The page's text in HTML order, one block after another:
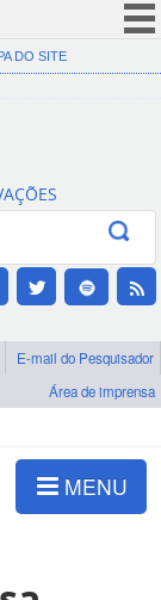
(COVID-19)
Canais
DO SITE
E-mail do Pesquisador
Área de imprensa
MENU